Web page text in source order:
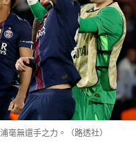
毫無還手之力。（路透社）